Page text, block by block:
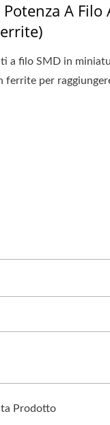
A Filo
a filo SMD in
ferrite per
Prodotto